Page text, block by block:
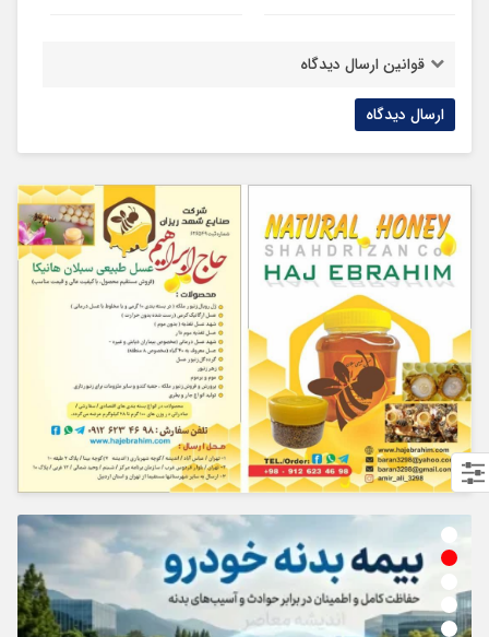
قوانین ارسال دیدگاه